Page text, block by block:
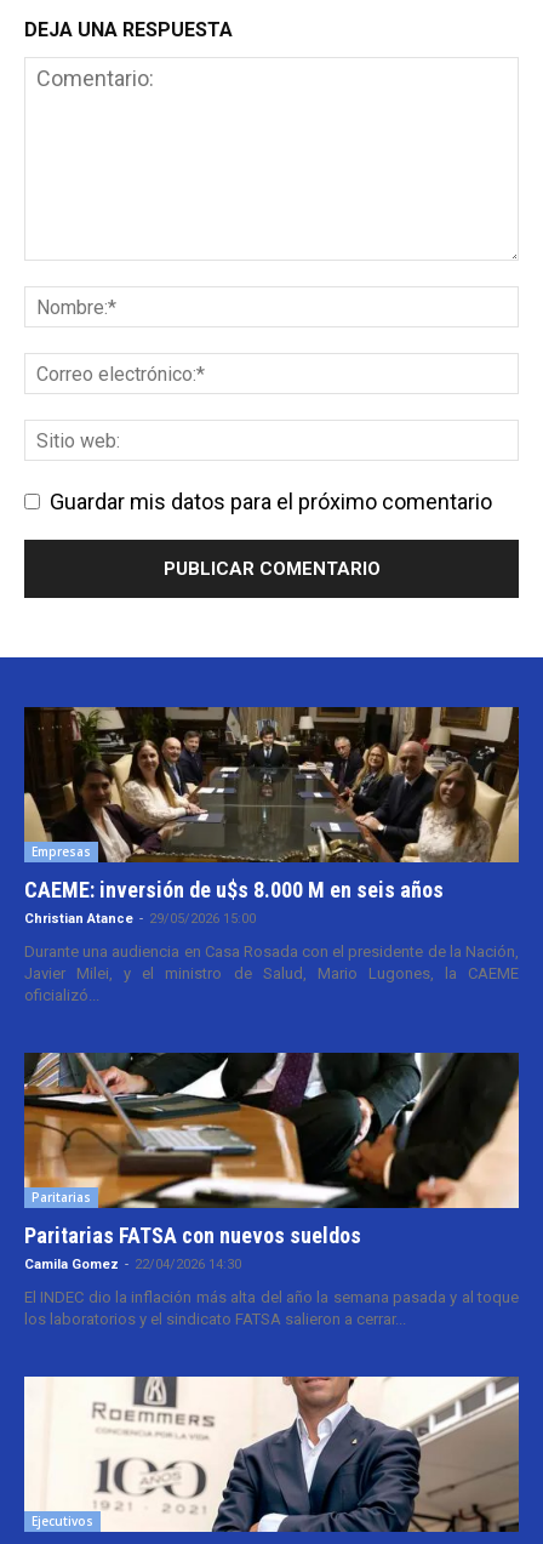
DEJA UNA RESPUESTA
Guardar mis datos para el próximo comentario
Empresas
CAEME: inversión de u$s 8.000 M en seis años
Christian Atance - 29/05/2026 15:00
Durante una audiencia en Casa Rosada con el presidente de la Nación,
Javier Milei, y el ministro de Salud, Mario Lugones, la CAEME
oficializó...
Paritarias
Paritarias FATSA con nuevos sueldos
Camila Gomez - 22/04/2026 14:30
El INDEC dio la inflación más alta del año la semana pasada y al toque
los laboratorios y el sindicato FATSA salieron a cerrar...
Ejecutivos